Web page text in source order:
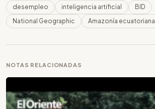
desempleo inteligencia artificial
BID
National Geographic
Amazonía ecuatoriana
NOTAS RELACIONADAS